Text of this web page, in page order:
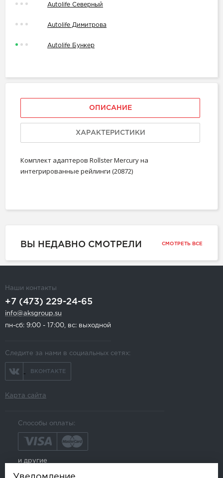
Autolife Северный
Autolife Димитрова
Autolife Бункер
ОПИСАНИЕ
ХАРАКТЕРИСТИКИ
Комплект адаптеров Rollster Mercury на
интегрированные рейлинги (20872)
ВЫ НЕДАВНО СМОТРЕЛИ СМОТРЕТЬ ВСЕ
Наши контакты
+7 (473) 229-24-65
info@aksgroup.su
пн-сб: 9:00 - 17:00, вс: выходной
Следите за нами в социальных сетях:
ВКОНТАКТЕ
Карта сайта
Способы оплаты:
и другие